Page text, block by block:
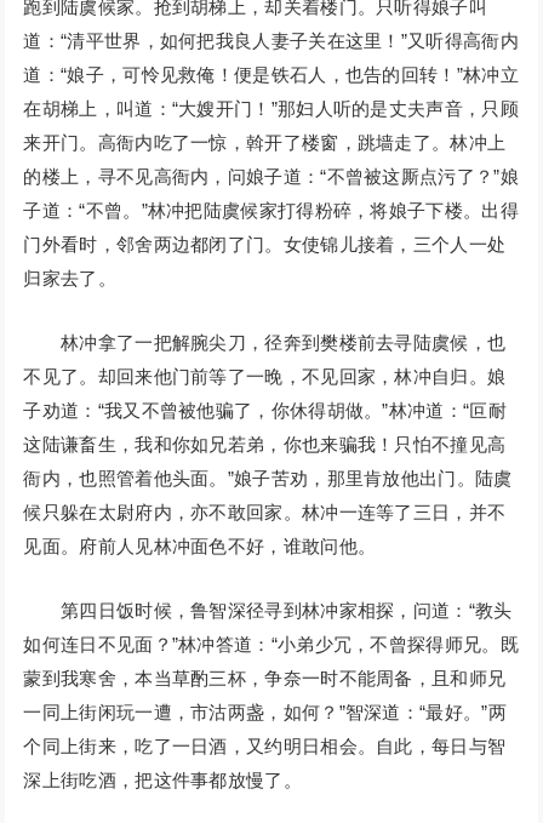
跑到陆虞候家。抢到胡梯上，却关着楼门。只听得娘子叫
道：“清平世界，如何把我良人妻子关在这里！”又听得高衙内
道：“娘子，可怜见救俺！便是铁石人，也告的回转！”林冲立
在胡梯上，叫道：“大嫂开门！”那妇人听的是丈夫声音，只顾
来开门。高衙内吃了一惊，斡开了楼窗，跳墙走了。林冲上
的楼上，寻不见高衙内，问娘子道：“不曾被这厮点污了？”娘
子道：“不曾。”林冲把陆虞候家打得粉碎，将娘子下楼。出得
门外看时，邻舍两边都闭了门。女使锦儿接着，三个人一处
归家去了。
林冲拿了一把解腕尖刀，径奔到樊楼前去寻陆虞候，也
不见了。却回来他门前等了一晚，不见回家，林冲自归。娘
子劝道：“我又不曾被他骗了，你休得胡做。”林冲道：“叵耐
这陆谦畜生，我和你如兄若弟，你也来骗我！只怕不撞见高
衙内，也照管着他头面。”娘子苦劝，那里肯放他出门。陆虞
候只躲在太尉府内，亦不敢回家。林冲一连等了三日，并不
见面。府前人见林冲面色不好，谁敢问他。
第四日饭时候，鲁智深径寻到林冲家相探，问道：“教头
如何连日不见面？”林冲答道：“小弟少冗，不曾探得师兄。既
蒙到我寒舍，本当草酌三杯，争奈一时不能周备，且和师兄
一同上街闲玩一遭，市沽两盏，如何？”智深道：“最好。”两
个同上街来，吃了一日酒，又约明日相会。自此，每日与智
深上街吃酒，把这件事都放慢了。